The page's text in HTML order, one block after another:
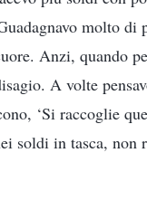
molto di
Anzi, quando
A volte
‘Si raccoglie
soldi in tasca, non